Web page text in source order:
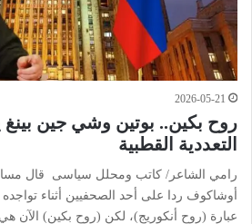
2026-05-21
روح بكين.. بوتين وشي جين
التعددية القطبية
رامي الشاعر/ كاتب ومحلل سياسى قال
أوشاكوف ردا على أحد الصحفيين أثناء
عبارة (روح أنكوريج)، لكن (روح بكين) الآن